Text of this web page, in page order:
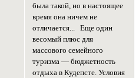
была такой, но в настоящее
время она ничем не
отличается... Еще один
весомый плюс для
массового семейного
туризма — бюджетность
отдыха в Кудепсте. Условия